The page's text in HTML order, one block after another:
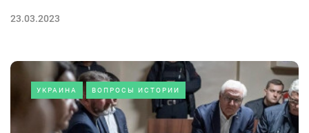
23.03.2023
УКРАИНА ВОПРОСЫ ИСТОРИИ